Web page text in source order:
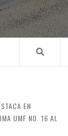
EN
UMF NO. 16 AL